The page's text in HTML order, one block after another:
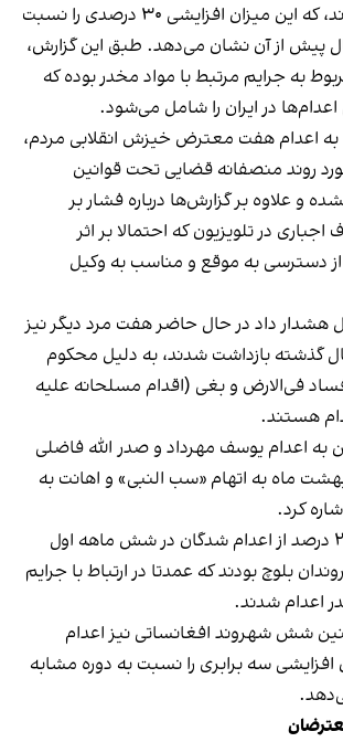
۴۱۹ نفر اعدام شدند، که این میزان افزایشی ۳۰ درصدی را نسبت
پیش از آن نشان می‌دهد. طبق این گزارش،
مربوط به جرایم مرتبط با مواد مخدر بوده که
در ایران را شامل می‌شود.
به اعدام هفت معترض خیزش انقلابی مردم،
روند منصفانه قضایی تحت قوانین
و علاوه بر گزارش‌ها درباره فشار بر
اجباری در تلویزیون که احتمالا بر اثر
از دسترسی به موقع و مناسب به وکیل
هشدار داد در حال حاضر هفت مرد دیگر نیز
گذشته بازداشت شدند، به دلیل محکوم
فی‌الارض و بغی (اقدام مسلحانه علیه
هستند.
به اعدام یوسف مهرداد و صدر الله فاضلی
ماه به اتهام «سب النبی» و اهانت به
کرد.
طبق این گزارش، ۲۰ درصد از اعدام شدگان در شش ماهه اول
از شهروندان بلوچ بودند که عمدتا در ارتباط با جرایم
اعدام شدند.
شش شهروند افغانساتی نیز اعدام
افزایشی سه برابری را نسبت به دوره مشابه